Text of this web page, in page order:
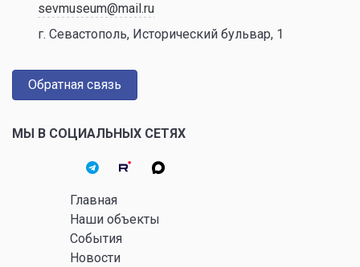
sevmuseum@mail.ru
г. Севастополь, Исторический бульвар, 1
Обратная связь
МЫ В СОЦИАЛЬНЫХ СЕТЯХ
Главная
Наши объекты
События
Новости